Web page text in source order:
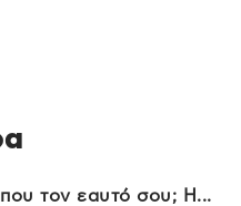
τον εαυτό σου; Η...